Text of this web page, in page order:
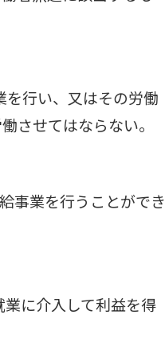
行い、又はその労働
させてはならない。
事業を行うことができ
に介入して利益を得